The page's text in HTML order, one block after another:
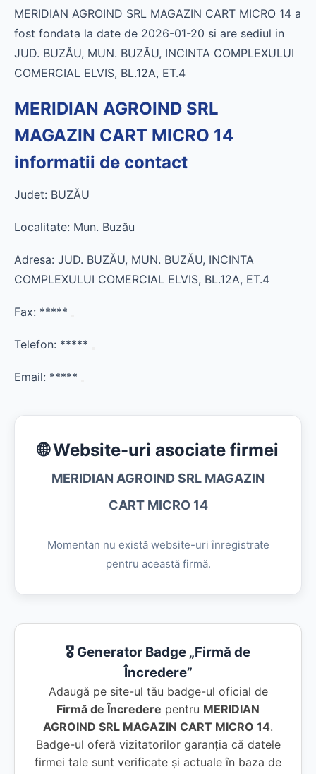
MERIDIAN AGROIND SRL MAGAZIN CART MICRO 14 a
fost fondata la date de 2026-01-20 si are sediul in
JUD. BUZĂU, MUN. BUZĂU, INCINTA COMPLEXULUI
COMERCIAL ELVIS, BL.12A, ET.4
MERIDIAN AGROIND SRL
MAGAZIN CART MICRO 14
informatii de contact
Judet: BUZĂU
Localitate: Mun. Buzău
Adresa: JUD. BUZĂU, MUN. BUZĂU, INCINTA
COMPLEXULUI COMERCIAL ELVIS, BL.12A, ET.4
Fax: *****
Telefon: *****
Email: *****
🌐 Website-uri asociate firmei
MERIDIAN AGROIND SRL MAGAZIN
CART MICRO 14
Momentan nu există website-uri înregistrate
pentru această firmă.
🎖️ Generator Badge „Firmă de
Încredere”
Adaugă pe site-ul tău badge-ul oficial de
Firmă de Încredere pentru MERIDIAN
AGROIND SRL MAGAZIN CART MICRO 14.
Badge-ul oferă vizitatorilor garanția că datele
firmei tale sunt verificate și actuale în baza de